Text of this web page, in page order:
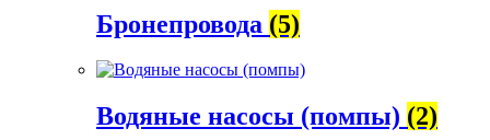
Бронепровода (5)
Водяные насосы (помпы) (2)